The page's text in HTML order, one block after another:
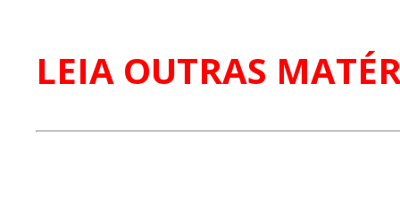
LEIA OUTRAS